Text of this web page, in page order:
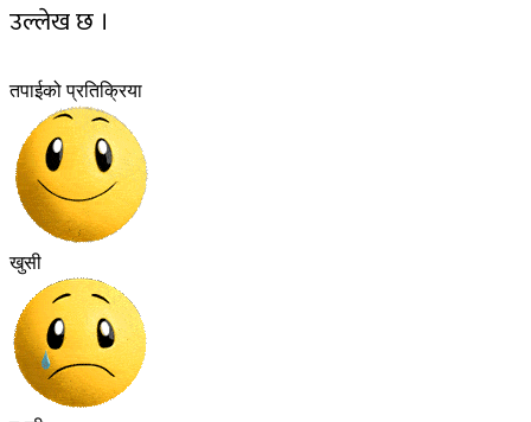
उल्लेख छ ।
तपाईको प्रतिक्रिया
खुसी